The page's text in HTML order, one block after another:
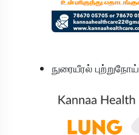
நுரையீரல் புற்றுநோய்